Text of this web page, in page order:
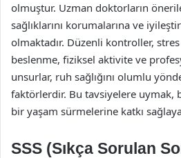
olmuştur. Uzman doktorların
sağlıklarını korumalarına ve
olmaktadır. Düzenli kontroller,
beslenme, fiziksel aktivite ve
unsurlar, ruh sağlığını olumlu
faktörlerdir. Bu tavsiyelere uymak,
bir yaşam sürmelerine katkı
SSS (Sıkça Sorulan